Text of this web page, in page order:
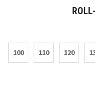
100 110 120